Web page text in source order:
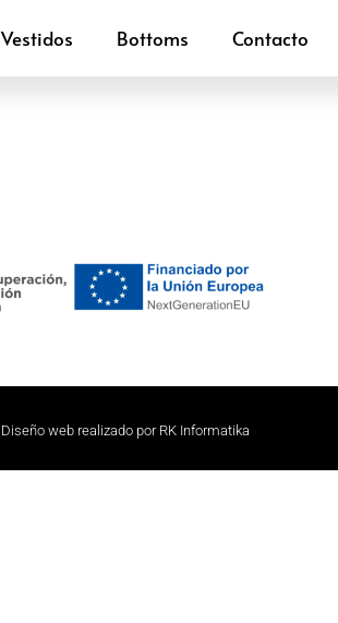
Vestidos Bottoms Contacto
Diseño web realizado por RK Informatika